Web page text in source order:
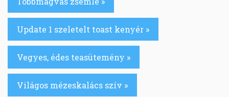
Update 1 szeletelt toast kenyér »
Vegyes, édes teasütemény »
Világos mézeskalács szív »